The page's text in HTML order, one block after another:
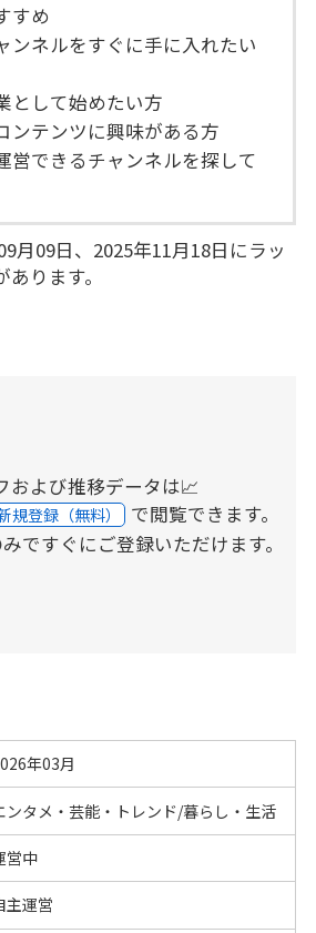
すめ
ンネルをすぐに手に入れたい
として始めたい方
ンテンツに興味がある方
営できるチャンネルを探して
月09日、2025年11月18日にラッ
ります。
および推移データは📈
規登録（無料） で閲覧できます。
ですぐにご登録いただけます。
年03月
ンタメ・芸能・トレンド/暮らし・生活
営中
主運営